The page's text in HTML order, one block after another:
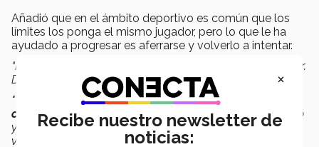
Añadió que en el ámbito deportivo es común que los
límites los ponga el mismo jugador, pero lo que le ha
ayudado a progresar es aferrarse y volverlo a intentar.
“Hace un año me quería rendir, y decidí volverlo a intentar.
Dije: no sé si va a salir, pero le voy a meter todo",
confesó.
"Y mis esfuerzos empezaron a dar resultados por la
constancia y disciplina, que fue lo mismo que me motivó
y me mantiene tanto en mi carrera deportiva como en mi
vida personal.”
×
Recibe nuestro newsletter de
noticias: